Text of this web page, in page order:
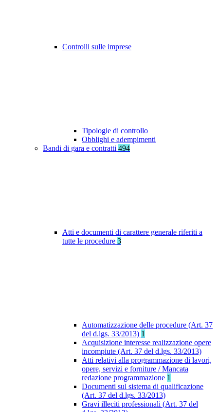
Controlli sulle imprese
Tipologie di controllo
Obblighi e adempimenti
Bandi di gara e contratti 494
Atti e documenti di carattere generale riferiti a
tutte le procedure 3
Automatizzazione delle procedure (Art. 37
del d.lgs. 33/2013) 1
Acquisizione interesse realizzazione opere
incompiute (Art. 37 del d.lgs. 33/2013)
Atti relativi alla programmazione di lavori,
opere, servizi e forniture / Mancata
redazione programmazione 1
Documenti sul sistema di qualificazione
(Art. 37 del d.lgs. 33/2013)
Gravi illeciti professionali (Art. 37 del